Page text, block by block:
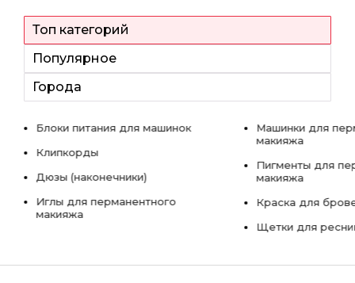
Топ категорий
Популярное
Города
Блоки питания для машинок
Клипкорды
Дюзы (наконечники)
Иглы для перманентного
макияжа
Машинки для
макияжа
Пигменты для
макияжа
Краска для
Щетки для